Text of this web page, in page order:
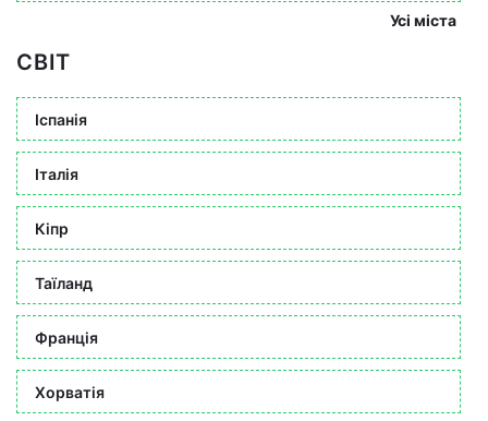
Усі міста
СВІТ
Іспанія
Італія
Кіпр
Таїланд
Франція
Хорватія